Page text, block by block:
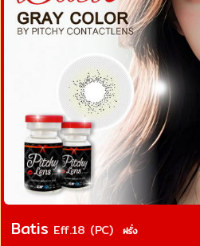
Batis Eff.18 (PC) ฝรั่ง